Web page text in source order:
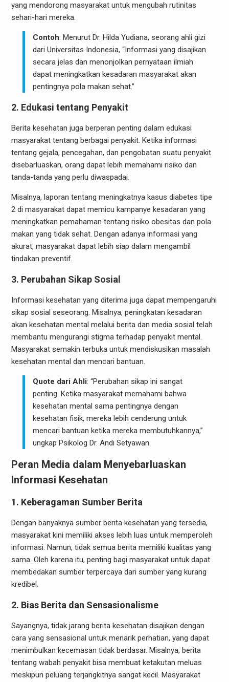
yang mendorong masyarakat untuk mengubah rutinitas
sehari-hari mereka.
Contoh: Menurut Dr. Hilda Yudiana, seorang ahli gizi
dari Universitas Indonesia, “Informasi yang disajikan
secara jelas dan menonjolkan pernyataan ilmiah
dapat meningkatkan kesadaran masyarakat akan
pentingnya pola makan sehat.”
2. Edukasi tentang Penyakit
Berita kesehatan juga berperan penting dalam edukasi
masyarakat tentang berbagai penyakit. Ketika informasi
tentang gejala, pencegahan, dan pengobatan suatu penyakit
disebarluaskan, orang dapat lebih memahami risiko dan
tanda-tanda yang perlu diwaspadai.
Misalnya, laporan tentang meningkatnya kasus diabetes tipe
2 di masyarakat dapat memicu kampanye kesadaran yang
meningkatkan pemahaman tentang risiko obesitas dan pola
makan yang tidak sehat. Dengan adanya informasi yang
akurat, masyarakat dapat lebih siap dalam mengambil
tindakan preventif.
3. Perubahan Sikap Sosial
Informasi kesehatan yang diterima juga dapat mempengaruhi
sikap sosial seseorang. Misalnya, peningkatan kesadaran
akan kesehatan mental melalui berita dan media sosial telah
membantu mengurangi stigma terhadap penyakit mental.
Masyarakat semakin terbuka untuk mendiskusikan masalah
kesehatan mental dan mencari bantuan.
Quote dari Ahli: “Perubahan sikap ini sangat
penting. Ketika masyarakat memahami bahwa
kesehatan mental sama pentingnya dengan
kesehatan fisik, mereka lebih cenderung untuk
mencari bantuan ketika mereka membutuhkannya,”
ungkap Psikolog Dr. Andi Setyawan.
Peran Media dalam Menyebarluaskan
Informasi Kesehatan
1. Keberagaman Sumber Berita
Dengan banyaknya sumber berita kesehatan yang tersedia,
masyarakat kini memiliki akses lebih luas untuk memperoleh
informasi. Namun, tidak semua berita memiliki kualitas yang
sama. Oleh karena itu, penting bagi masyarakat untuk dapat
membedakan sumber terpercaya dari sumber yang kurang
kredibel.
2. Bias Berita dan Sensasionalisme
Sayangnya, tidak jarang berita kesehatan disajikan dengan
cara yang sensasional untuk menarik perhatian, yang dapat
menimbulkan kecemasan tidak berdasar. Misalnya, berita
tentang wabah penyakit bisa membuat ketakutan meluas
meskipun peluang terjangkitnya sangat kecil. Masyarakat